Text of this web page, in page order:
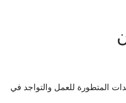
المتطورة للعمل والتواجد في